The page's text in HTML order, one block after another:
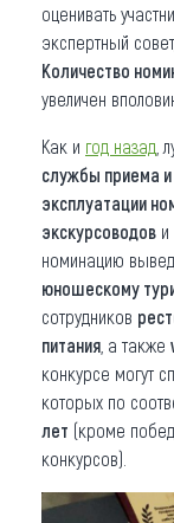
оценивать
экспертный
Количество
увеличен
Как и год назад ,
службы приема
эксплуатации
экскурсоводов и
номинацию
юношескому
сотрудников
питания , а также
конкурсе могут
которых по
лет (кроме
конкурсов).